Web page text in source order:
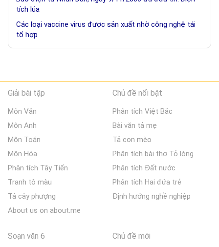
tích lúa
Các loại vaccine virus được sản xuất nhờ công nghệ tái
tổ hợp
Giải bài tập
Môn Văn
Môn Anh
Môn Toán
Môn Hóa
Phân tích Tây Tiến
Tranh tô màu
Tả cây phượng
About us on about.me
Chủ đề nổi bật
Phân tích Việt Bắc
Bài văn tả mẹ
Tả con mèo
Phân tích bài thơ Tỏ lòng
Phân tích Đất nước
Phân tích Hai đứa trẻ
Định hướng nghề nghiệp
Soạn văn 6 Chủ đề mới